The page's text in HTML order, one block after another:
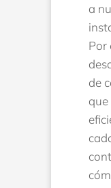
a
Por
de